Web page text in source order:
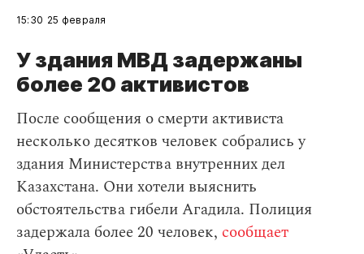
15:30 25 февраля
У здания МВД задержаны
более 20 активистов
После сообщения о смерти активиста
несколько десятков человек собрались у
здания Министерства внутренних дел
Казахстана. Они хотели выяснить
обстоятельства гибели Агадила. Полиция
задержала более 20 человек, сообщает